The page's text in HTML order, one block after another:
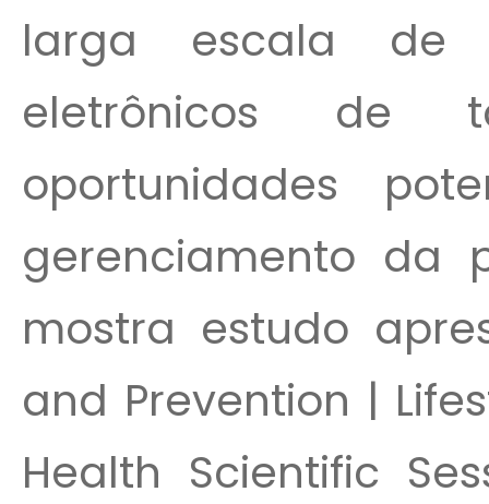
larga escala de
eletrônicos de
oportunidades
gerenciamento da
mostra estudo
and Prevention |
Health Scientific